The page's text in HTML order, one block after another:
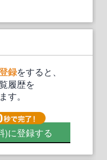
録をすると、
履歴を
す。
)に登録する